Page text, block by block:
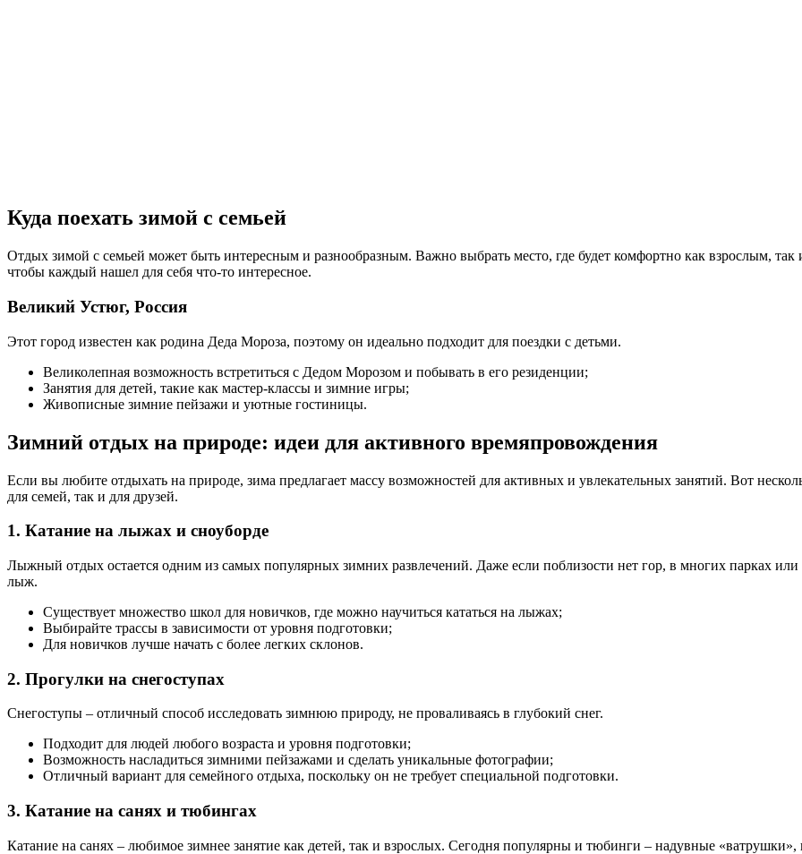
Куда поехать зимой с семьей
Отдых зимой с семьей может быть интересным и разнообразным. Важно выбрать место, где будет комфортно как взрослым, так
чтобы каждый нашел для себя что-то интересное.
Великий Устюг, Россия
Этот город известен как родина Деда Мороза, поэтому он идеально подходит для поездки с детьми.
Великолепная возможность встретиться с Дедом Морозом и побывать в его резиденции;
Занятия для детей, такие как мастер-классы и зимние игры;
Живописные зимние пейзажи и уютные гостиницы.
Зимний отдых на природе: идеи для активного времяпровождения
Если вы любите отдыхать на природе, зима предлагает массу возможностей для активных и увлекательных занятий. Вот
для семей, так и для друзей.
1. Катание на лыжах и сноуборде
Лыжный отдых остается одним из самых популярных зимних развлечений. Даже если поблизости нет гор, в многих парках
лыж.
Существует множество школ для новичков, где можно научиться кататься на лыжах;
Выбирайте трассы в зависимости от уровня подготовки;
Для новичков лучше начать с более легких склонов.
2. Прогулки на снегоступах
Снегоступы – отличный способ исследовать зимнюю природу, не проваливаясь в глубокий снег.
Подходит для людей любого возраста и уровня подготовки;
Возможность насладиться зимними пейзажами и сделать уникальные фотографии;
Отличный вариант для семейного отдыха, поскольку он не требует специальной подготовки.
3. Катание на санях и тюбингах
Катание на санях – любимое зимнее занятие как детей, так и взрослых. Сегодня популярны и тюбинги – надувные «ватрушки»,